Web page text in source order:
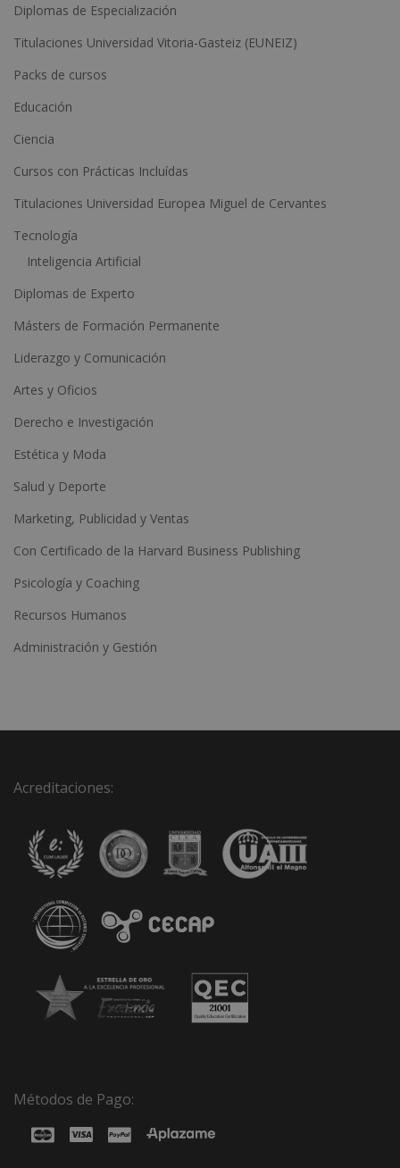
e
r
n
i
v
e
Diplomas de Especialización
Titulaciones Universidad Vitoria-Gasteiz (EUNEIZ)
Packs de cursos
Educación
Ciencia
Cursos con Prácticas Incluídas
Titulaciones Universidad Europea Miguel de Cervantes
Tecnología
Inteligencia Artificial
Diplomas de Experto
Másters de Formación Permanente
Liderazgo y Comunicación
Artes y Oficios
Derecho e Investigación
Estética y Moda
Salud y Deporte
Marketing, Publicidad y Ventas
Con Certificado de la Harvard Business Publishing
Psicología y Coaching
Recursos Humanos
Administración y Gestión
Acreditaciones:
Métodos de Pago: